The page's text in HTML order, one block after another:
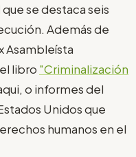
que se destaca seis
Además de
Asambleísta
libro "Criminalización
o informes del
Unidos que
humanos en el